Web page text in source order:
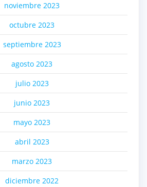
noviembre 2023
octubre 2023
septiembre 2023
agosto 2023
julio 2023
junio 2023
mayo 2023
abril 2023
marzo 2023
diciembre 2022